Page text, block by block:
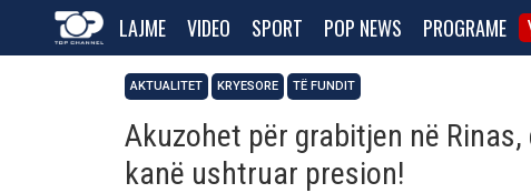
LAJME VIDEO SPORT POP NEWS PROGRAME
AKTUALITET KRYESORE TË FUNDIT
Akuzohet për grabitjen në
kanë ushtruar presion!